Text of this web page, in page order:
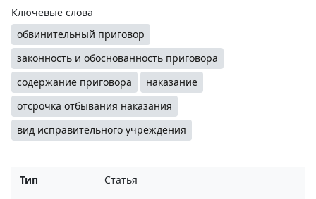
Ключевые слова
обвинительный приговор
законность и обоснованность приговора
содержание приговора
наказание
отсрочка отбывания наказания
вид исправительного учреждения
Тип
Статья